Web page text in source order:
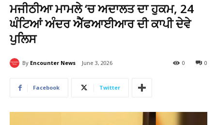
ਮਜੀਠੀਆ ਮਾਮਲੇ ‘ਚ ਅਦਾਲਤ ਦਾ ਹੁਕਮ, 24
ਘੰਟਿਆਂ ਅੰਦਰ ਐੱਫਆਈਆਰ ਦੀ ਕਾਪੀ ਦੇਵੇ
ਪੁਲਿਸ
By Encounter News June 3, 2026 0
0
Facebook Twitter